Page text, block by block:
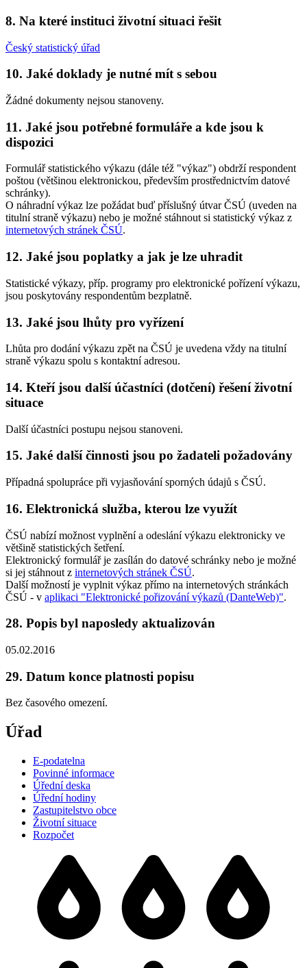
8. Na které instituci životní situaci řešit
Český statistický úřad
10. Jaké doklady je nutné mít s sebou
Žádné dokumenty nejsou stanoveny.
11. Jaké jsou potřebné formuláře a kde jsou k
dispozici
Formulář statistického výkazu (dále též "výkaz") obdrží respondent
poštou (většinou elektronickou, především prostřednictvím datové
schránky).
O náhradní výkaz lze požádat buď příslušný útvar ČSÚ (uveden na
titulní straně výkazu) nebo je možné stáhnout si statistický výkaz z
internetových stránek ČSÚ.
12. Jaké jsou poplatky a jak je lze uhradit
Statistické výkazy, příp. programy pro elektronické pořízení výkazu,
jsou poskytovány respondentům bezplatně.
13. Jaké jsou lhůty pro vyřízení
Lhůta pro dodání výkazu zpět na ČSÚ je uvedena vždy na titulní
straně výkazu spolu s kontaktní adresou.
14. Kteří jsou další účastníci (dotčení) řešení životní
situace
Další účastníci postupu nejsou stanoveni.
15. Jaké další činnosti jsou po žadateli požadovány
Případná spolupráce při vyjasňování sporných údajů s ČSÚ.
16. Elektronická služba, kterou lze využít
ČSÚ nabízí možnost vyplnění a odeslání výkazu elektronicky ve
většině statistických šetření.
Elektronický formulář je zasílán do datové schránky nebo je možné
si jej stáhnout z internetových stránek ČSÚ.
Další možností je vyplnit výkaz přímo na internetových stránkách
ČSÚ - v aplikaci "Elektronické pořizování výkazů (DanteWeb)".
28. Popis byl naposledy aktualizován
05.02.2016
29. Datum konce platnosti popisu
Bez časového omezení.
Úřad
E-podatelna
Povinné informace
Úřední deska
Úřední hodiny
Zastupitelstvo obce
Životní situace
Rozpočet